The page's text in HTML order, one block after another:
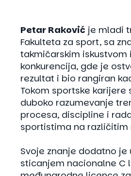
Petar Raković je mladi
Fakulteta za sport, sa
takmičarskim iskustvom
konkurencija, gde je
rezultat i bio rangiran
Tokom sportske karijere
duboko razumevanje
procesa, discipline i
sportistima na različitim
Svoje znanje dodatno je
sticanjem nacionalne C